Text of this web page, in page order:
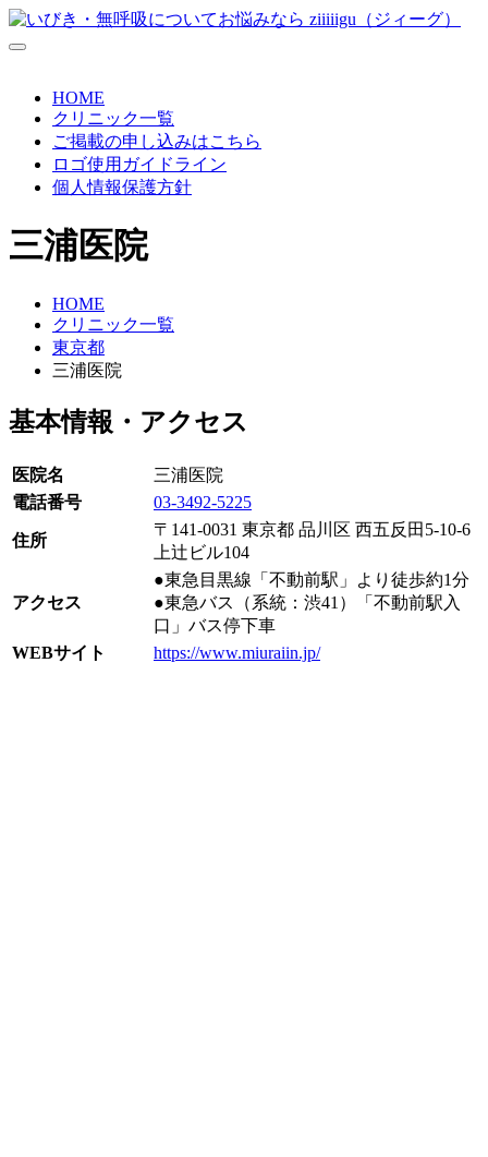
HOME
クリニック一覧
ご掲載の申し込みはこちら
ロゴ使用ガイドライン
個人情報保護方針
三浦医院
HOME
クリニック一覧
東京都
三浦医院
基本情報・アクセス
医院名
三浦医院
電話番号
03-3492-5225
住所
〒141-0031 東京都 品川区 西五反田5-10-6
上辻ビル104
アクセス
●東急目黒線「不動前駅」より徒歩約1分
●東急バス（系統：渋41）「不動前駅入
口」バス停下車
WEBサイト
https://www.miuraiin.jp/